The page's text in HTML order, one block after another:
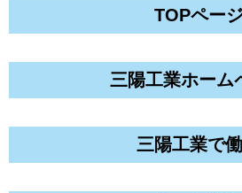
TOPペー
三陽工業ホーム
三陽工業で働